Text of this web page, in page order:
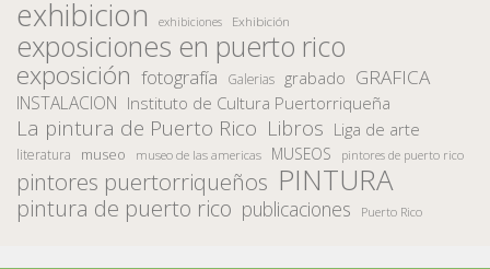
exhibicion exhibiciones Exhibición
exposiciones en puerto rico
exposición fotografía Galerias grabado GRAFICA
INSTALACION Instituto de Cultura Puertorriqueña
La pintura de Puerto Rico Libros Liga de arte
literatura museo museo de las americas MUSEOS pintores de puerto rico
pintores puertorriqueños PINTURA
pintura de puerto rico publicaciones Puerto Rico